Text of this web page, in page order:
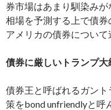
券市場はあまり馴染み
相場を予測する上で債券
アメリカの債券について
債券に厳しいトランプ
債券王と呼ばれるガン
策をbond unfriendlyと呼